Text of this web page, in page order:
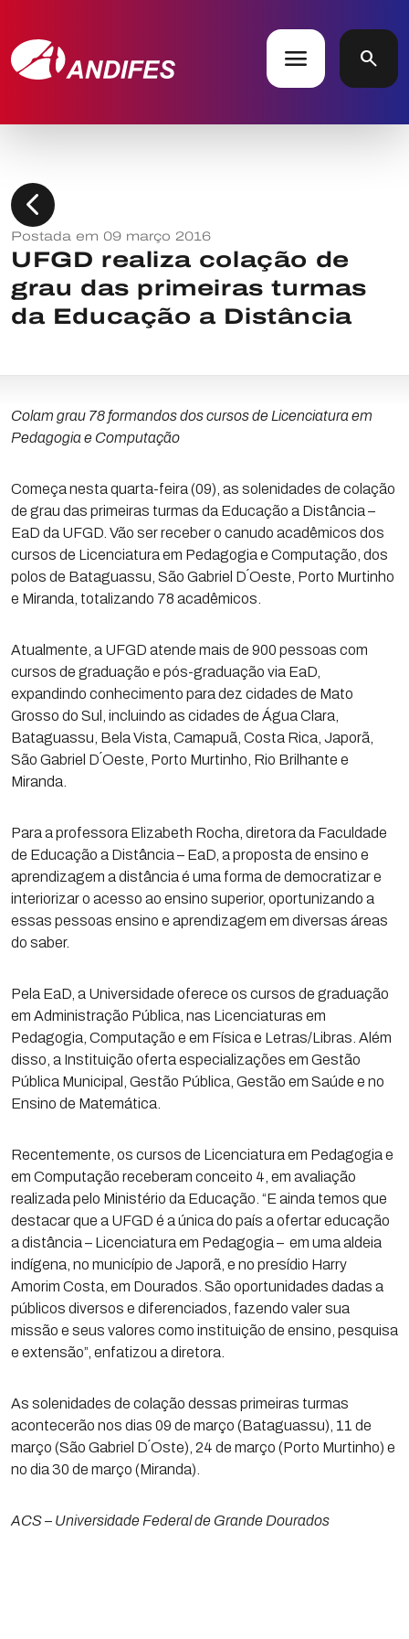
menu search
chevron_left
Postada em 09 março 2016
UFGD realiza colação de
grau das primeiras turmas
da Educação a Distância
Colam grau 78 formandos dos cursos de Licenciatura em
Pedagogia e Computação
Começa nesta quarta-feira (09), as solenidades de colação
de grau das primeiras turmas da Educação a Distância –
EaD da UFGD. Vão ser receber o canudo acadêmicos dos
cursos de Licenciatura em Pedagogia e Computação, dos
polos de Bataguassu, São Gabriel D´Oeste, Porto Murtinho
e Miranda, totalizando 78 acadêmicos.
Atualmente, a UFGD atende mais de 900 pessoas com
cursos de graduação e pós-graduação via EaD,
expandindo conhecimento para dez cidades de Mato
Grosso do Sul, incluindo as cidades de Água Clara,
Bataguassu, Bela Vista, Camapuã, Costa Rica, Japorã,
São Gabriel D´Oeste, Porto Murtinho, Rio Brilhante e
Miranda.
Para a professora Elizabeth Rocha, diretora da Faculdade
de Educação a Distância – EaD, a proposta de ensino e
aprendizagem a distância é uma forma de democratizar e
interiorizar o acesso ao ensino superior, oportunizando a
essas pessoas ensino e aprendizagem em diversas áreas
do saber.
Pela EaD, a Universidade oferece os cursos de graduação
em Administração Pública, nas Licenciaturas em
Pedagogia, Computação e em Física e Letras/Libras. Além
disso, a Instituição oferta especializações em Gestão
Pública Municipal, Gestão Pública, Gestão em Saúde e no
Ensino de Matemática.
Recentemente, os cursos de Licenciatura em Pedagogia e
em Computação receberam conceito 4, em avaliação
realizada pelo Ministério da Educação. “E ainda temos que
destacar que a UFGD é a única do país a ofertar educação
a distância – Licenciatura em Pedagogia – em uma aldeia
indígena, no município de Japorã, e no presídio Harry
Amorim Costa, em Dourados. São oportunidades dadas a
públicos diversos e diferenciados, fazendo valer sua
missão e seus valores como instituição de ensino, pesquisa
e extensão”, enfatizou a diretora.
As solenidades de colação dessas primeiras turmas
acontecerão nos dias 09 de março (Bataguassu), 11 de
março (São Gabriel D´Oste), 24 de março (Porto Murtinho) e
no dia 30 de março (Miranda).
ACS – Universidade Federal de Grande Dourados